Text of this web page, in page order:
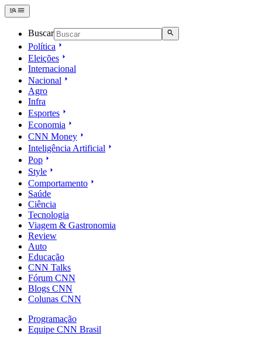
Buscar
Política
Eleições
Internacional
Nacional
Agro
Infra
Esportes
Economia
CNN Money
Inteligência Artificial
Pop
Style
Comportamento
Saúde
Ciência
Tecnologia
Viagem & Gastronomia
Review
Auto
Educação
CNN Talks
Fórum CNN
Blogs CNN
Colunas CNN
Programação
Equipe CNN Brasil